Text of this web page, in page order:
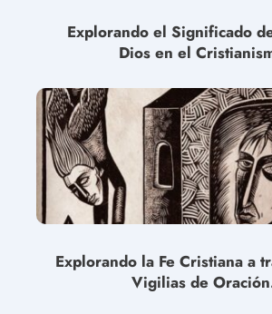
Explorando el Significado
Dios en el
Explorando la Fe Cristiana a
Vigilias de